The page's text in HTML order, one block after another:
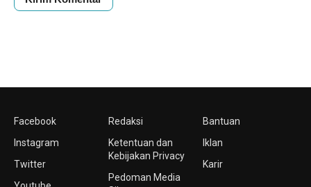
Facebook
Instagram
Twitter
Redaksi
Ketentuan dan
Kebijakan Privacy
Pedoman Media
Bantuan
Iklan
Karir